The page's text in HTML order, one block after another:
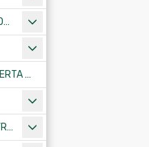
REJESTRACJA DZIAŁALNOŚCI GOSPODARCZEJ
FORMULARZE UPROSZCZONA OFERTA WYKONANIA ZADANIA PUBLICZNEGO
OGŁOSZENIE O NABORACH NA DYREKTORÓW PLACÓWEK OŚWIATOWYCH